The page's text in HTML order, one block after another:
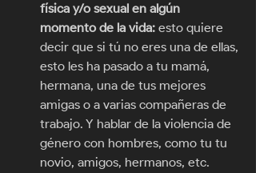
física y/o sexual en algún
momento de la vida: esto quiere
decir que si tú no eres una de ellas,
esto les ha pasado a tu mamá,
hermana, una de tus mejores
amigas o a varias compañeras de
trabajo. Y hablar de la violencia de
género con hombres, como tu tu
novio, amigos, hermanos, etc.